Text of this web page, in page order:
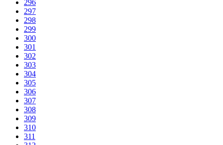
296
297
298
299
300
301
302
303
304
305
306
307
308
309
310
311